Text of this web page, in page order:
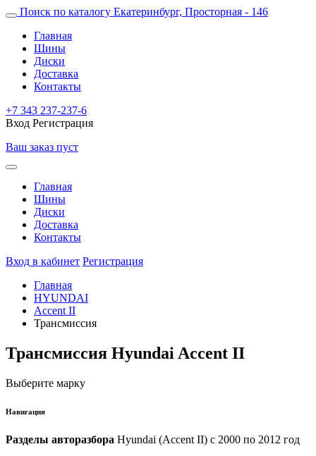
Поиск по каталогу Екатеринбург, Просторная - 146
Главная
Шины
Диски
Доставка
Контакты
+7 343 237-237-6
Вход Регистрация
Ваш заказ пуст
Главная
Шины
Диски
Доставка
Контакты
Вход в кабинет Регистрация
Главная
HYUNDAI
Accent II
Трансмиссия
Трансмиссия Hyundai Accent II
Выберите марку
Навигация
Разделы авторазбора Hyundai (Accent II) с 2000 по 2012 год